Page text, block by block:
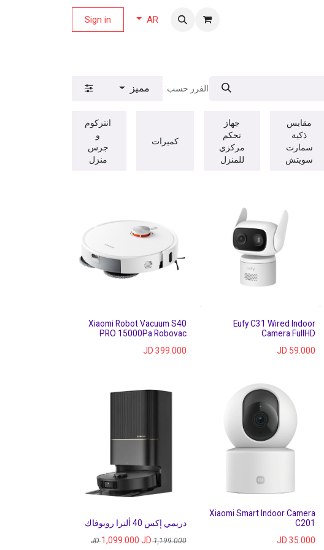
AR
Sign in
الفرز حسب: مميز
مقابس
ذكية
سمارت
سويتش
جهاز
تحكم
مركزي
للمنزل
كميرات
انتركوم
و
جرس
منزل
Eufy C31 Wired Indoor
Camera FullHD
59.000
Xiaomi Robot Vacuum S40
PRO 15000Pa Robovac
399.000
Xiaomi Smart Indoor Camera
C201
35.000
دريمي إكس 40 ألترا روبوفاك
1,199.000
JD
1,099.000 JD